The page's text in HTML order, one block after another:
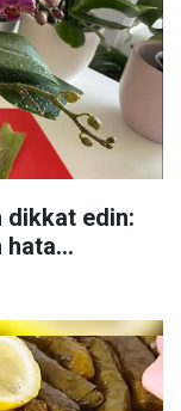
dikkat edin: